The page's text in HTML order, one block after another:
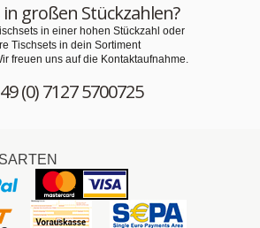
großen Stückzahlen?
in einer hohen Stückzahl oder
Tischsets in dein Sortiment
freuen uns auf die Kontaktaufnahme.
(0) 7127 5700725